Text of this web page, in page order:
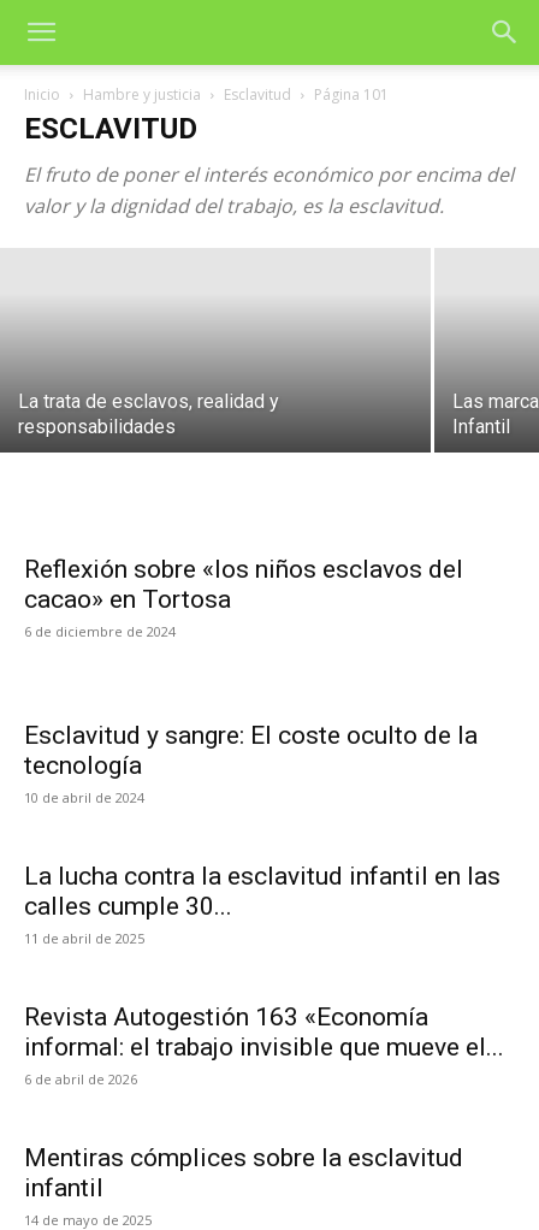
Inicio Hambre y justicia Esclavitud Página 101
ESCLAVITUD
El fruto de poner el interés económico por encima del
valor y la dignidad del trabajo, es la esclavitud.
NOTICIARIO AUTOGESTION
31 de enero de 2014
La trata de esclavos, realidad y
responsabilidades
Las
Infantil
Reflexión sobre «los niños esclavos del
cacao» en Tortosa
6 de diciembre de 2024
Esclavitud y sangre: El coste oculto de la
tecnología
10 de abril de 2024
La lucha contra la esclavitud infantil en las
calles cumple 30...
11 de abril de 2025
Revista Autogestión 163 «Economía
informal: el trabajo invisible que mueve el...
6 de abril de 2026
Mentiras cómplices sobre la esclavitud
infantil
14 de mayo de 2025